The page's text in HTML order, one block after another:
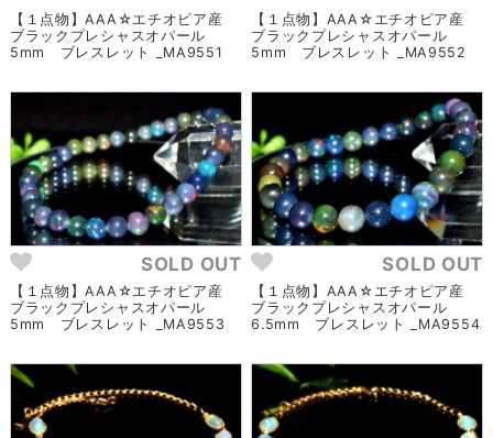
【１点物】AAA☆エチオピア産
ブラックプレシャスオパール
5mm ブレスレット _MA9551
【１点物】AAA☆エチオピア産
ブラックプレシャスオパール
5mm ブレスレット _MA9552
SOLD OUT
【１点物】AAA☆エチオピア産
ブラックプレシャスオパール
5mm ブレスレット _MA9553
SOLD OUT
【１点物】AAA☆エチオピア産
ブラックプレシャスオパール
6.5mm ブレスレット _MA9554